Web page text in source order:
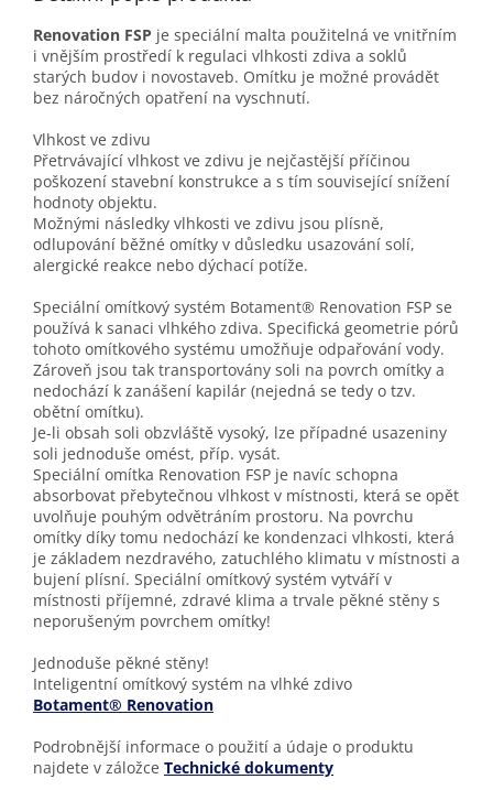
Renovation FSP je speciální malta použitelná ve vnitřním
i vnějším prostředí k regulaci vlhkosti zdiva a soklů
starých budov i novostaveb. Omítku je možné provádět
bez náročných opatření na vyschnutí.
Vlhkost ve zdivu
Přetrvávající vlhkost ve zdivu je nejčastější příčinou
poškození stavební konstrukce a s tím související snížení
hodnoty objektu.
Možnými následky vlhkosti ve zdivu jsou plísně,
odlupování běžné omítky v důsledku usazování solí,
alergické reakce nebo dýchací potíže.
Speciální omítkový systém Botament® Renovation FSP se
používá k sanaci vlhkého zdiva. Specifická geometrie pórů
tohoto omítkového systému umožňuje odpařování vody.
Zároveň jsou tak transportovány soli na povrch omítky a
nedochází k zanášení kapilár (nejedná se tedy o tzv.
obětní omítku).
Je-li obsah soli obzvláště vysoký, lze případné usazeniny
soli jednoduše omést, příp. vysát.
Speciální omítka Renovation FSP je navíc schopna
absorbovat přebytečnou vlhkost v místnosti, která se opět
uvolňuje pouhým odvětráním prostoru. Na povrchu
omítky díky tomu nedochází ke kondenzaci vlhkosti, která
je základem nezdravého, zatuchlého klimatu v místnosti a
bujení plísní. Speciální omítkový systém vytváří v
místnosti příjemné, zdravé klima a trvale pěkné stěny s
neporušeným povrchem omítky!
Jednoduše pěkné stěny!
Inteligentní omítkový systém na vlhké zdivo
Botament® Renovation
Podrobnější informace o použití a údaje o produktu
najdete v záložce Technické dokumenty